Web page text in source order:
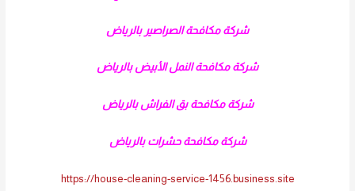
شركة مكافحة الصراصير بالرياض
شركة مكافحة النمل الأبيض بالرياض
شركة مكافحة بق الفراش بالرياض
شركة مكافحة حشرات بالرياض
https://house-cleaning-service-1456.business.site